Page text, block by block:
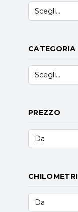
Scegli...
CATEGORIA
Scegli...
PREZZO
CHILOMETRI